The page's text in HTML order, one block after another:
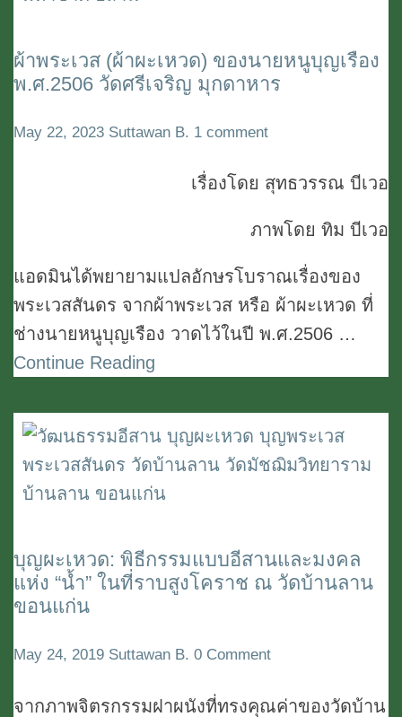
ผ้า
พระ
บุญ
พ.ศ.2506
ศรี
เจริญ
มุกดาหาร
ผ้าพระเวส (ผ้าผะเหวด) ของนายหนูบุญเรือง
พ.ศ.2506 วัดศรีเจริญ มุกดาหาร
May 22, 2023 Suttawan B. Comments
1 comment
เรื่องโดย สุทธวรรณ บีเวอ
ภาพโดย ทิม บีเวอ
แอดมินได้พยายามแปลอักษรโบราณเรื่องของ
พระเวสสันดร จากผ้าพระเวส หรือ ผ้าผะเหวด ที่
ช่างนายหนูบุญเรือง วาดไว้ในปี พ.ศ.2506 …
Continue Reading
บุญ
ผะ
เหวด:
พิธีกรรม
อีสาน
บุญผะเหวด: พิธีกรรมแบบอีสานและมงคล
แห่ง “น้ำ” ในที่ราบสูงโคราช ณ วัดบ้านลาน
ขอนแก่น
May 24, 2019 Suttawan B. Comments
0 Comment
จากภาพจิตรกรรมฝาผนังที่ทรงคุณค่าของวัดบ้าน